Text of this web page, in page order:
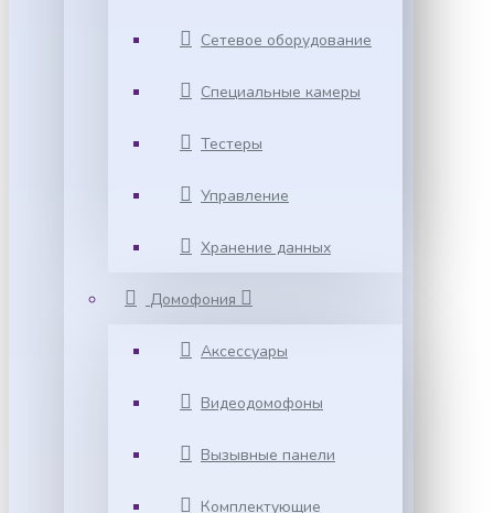
Сетевое оборудование
Специальные камеры
Тестеры
Управление
Хранение данных
Домофония
Аксессуары
Видеодомофоны
Вызывные панели
Комплектующие